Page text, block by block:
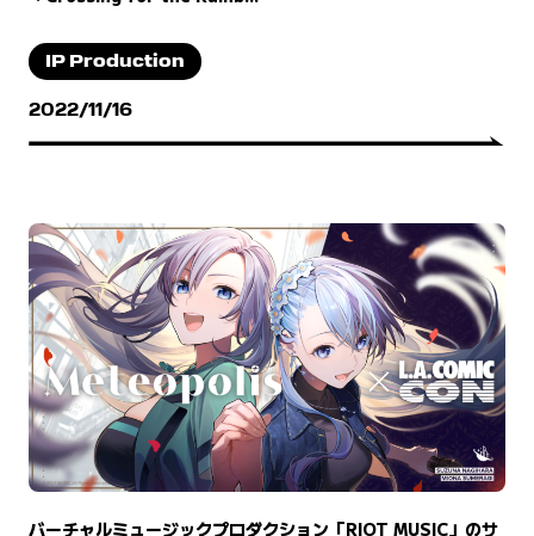
IP Production
2022/11/16
バーチャルミュージックプロダクション「RIOT MUSIC」のサ